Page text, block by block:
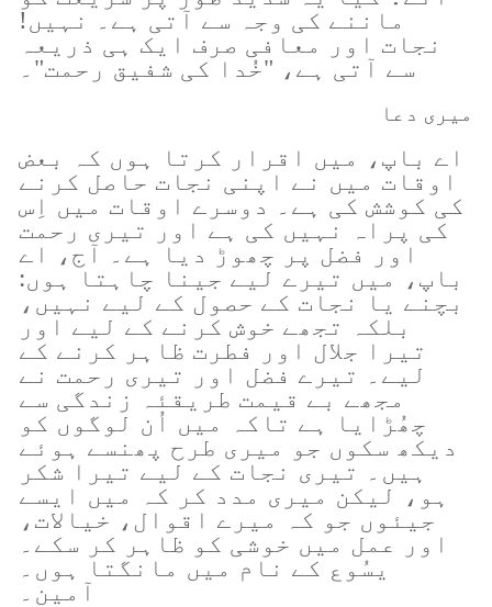
ماننے کی وجہ سے آتی ہے۔ نہیں!
نجات اور معافی صرف ایک ہی ذریعہ
سے آتی ہے، "خُدا کی شفیق رحمت"۔
میری دعا
اے باپ، میں اقرار کرتا ہوں کہ بعض
اوقات میں نے اپنی نجات حاصل کرنے
کی کوشش کی ہے۔ دوسرے اوقات میں اِس
کی پراہ نہیں کی ہے اور تیری رحمت
اور فضل پر چھوڑ دیا ہے۔ آج، اے
باپ، میں تیرے لیے جینا چاہتا ہوں:
بچنے یا نجات کے حصول کے لیے نہیں،
بلکہ تجھے خوش کرنے کے لیے اور
تیرا جلال اور فطرت ظاہر کرنے کے
لیے۔ تیرے فضل اور تیری رحمت نے
مجھے بے قیمت طریقئہ زندگی سے
چھُڑایا ہے تاکہ میں اُن لوگوں کو
دیکھ سکوں جو میری طرح پھنسے ہوئے
ہیں۔ تیری نجات کے لیے تیرا شکر
ہو، لیکن میری مدد کر کہ میں ایسے
جیئوں جو کہ میرے اقوال، خیالات،
اور عمل میں خوشی کو ظاہر کر سکے۔
یسُوع کے نام میں مانگتا ہوں۔
آمین۔